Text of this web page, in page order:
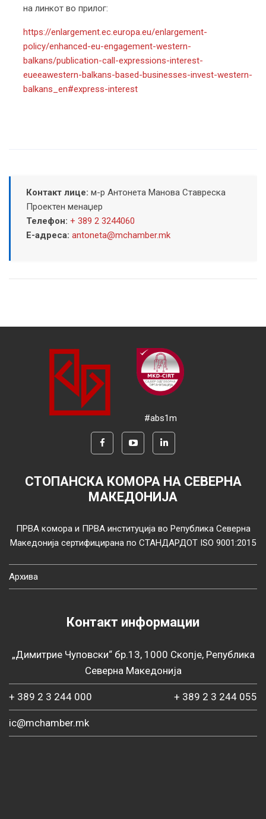
на линкот во прилог:
https://enlargement.ec.europa.eu/enlargement-
policy/enhanced-eu-engagement-western-
balkans/publication-call-expressions-interest-
eueeawestern-balkans-based-businesses-invest-western-
balkans_en#express-interest
Контакт лице: м-р Антонета Манова Ставреска
Проектен менаџер
Телефон: + 389 2 3244060
Е-адреса: antoneta@mchamber.mk
#abs1m
СТОПАНСКА КОМОРА НА СЕВЕРНА
МАКЕДОНИЈА
ПРВА комора и ПРВА институција во Република Северна
Македонија сертифицирана по СТАНДАРДОТ ISO 9001:2015
Архива
Контакт информации
„Димитрие Чуповски“ бр.13, 1000 Скопје, Република
Северна Македонија
+ 389 2 3 244 000 + 389 2 3 244 055
ic@mchamber.mk